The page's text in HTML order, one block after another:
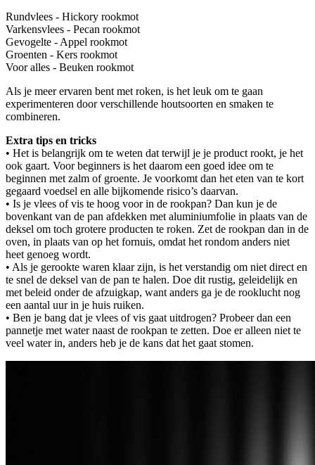
Rundvlees - Hickory rookmot
Varkensvlees - Pecan rookmot
Gevogelte - Appel rookmot
Groenten - Kers rookmot
Voor alles - Beuken rookmot
Als je meer ervaren bent met roken, is het leuk om te gaan
experimenteren door verschillende houtsoorten en smaken te
combineren.
Extra tips en tricks
• Het is belangrijk om te weten dat terwijl je je product rookt, je het
ook gaart. Voor beginners is het daarom een goed idee om te
beginnen met zalm of groente. Je voorkomt dan het eten van te kort
gegaard voedsel en alle bijkomende risico’s daarvan.
• Is je vlees of vis te hoog voor in de rookpan? Dan kun je de
bovenkant van de pan afdekken met aluminiumfolie in plaats van de
deksel om toch grotere producten te roken. Zet de rookpan dan in de
oven, in plaats van op het fornuis, omdat het rondom anders niet
heet genoeg wordt.
• Als je gerookte waren klaar zijn, is het verstandig om niet direct en
te snel de deksel van de pan te halen. Doe dit rustig, geleidelijk en
met beleid onder de afzuigkap, want anders ga je de rooklucht nog
een aantal uur in je huis ruiken.
• Ben je bang dat je vlees of vis gaat uitdrogen? Probeer dan een
pannetje met water naast de rookpan te zetten. Doe er alleen niet te
veel water in, anders heb je de kans dat het gaat stomen.